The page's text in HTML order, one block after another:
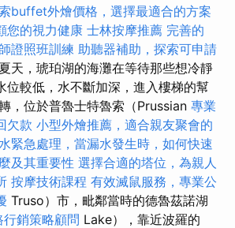
buffet外燴價格，選擇最適合的方案
您的視力健康 士林按摩推薦 完善的
證照班訓練 助聽器補助，探索可申請
夏天，琥珀湖的海灘在等待那些想冷靜
位較低，水不斷加深，進入樓梯的幫
，位於普魯士特魯索（Prussian 專業
欠款 小型外燴推薦，適合親友聚會的
緊急處理，當漏水發生時，如何快速
及其重要性 選擇合適的塔位，為親人
按摩技術課程 有效滅鼠服務，專業公
Truso）市，毗鄰當時的德魯茲諾湖
行銷策略顧問 Lake），靠近波羅的